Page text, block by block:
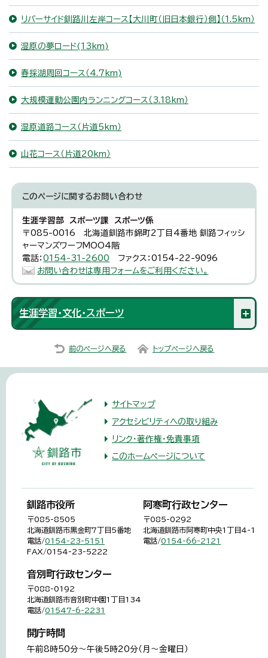
リバーサイド釧路川左岸コース【大川町（旧日本銀行）側】（1.5km）
湿原の夢ロード(13km)
春採湖周回コース（4.7km)
大規模運動公園内ランニングコース（3.18km）
湿原道路コース（片道5km）
山花コース（片道20km）
このページに関するお問い合わせ
生涯学習部 スポーツ課 スポーツ係
〒085-0016 北海道釧路市錦町2丁目4番地 釧路フィッシ
ャーマンズワーフMOO4階
電話：0154-31-2600
ファクス：0154-22-9096
お問い合わせは専用フォームをご利用ください。
生涯学習・文化・スポーツ
前のページへ戻る トップページへ戻る
サイトマップ
アクセシビリティへの取り組み
リンク・著作権・免責事項
このホームページについて
釧路市役所
〒085-8505
北海道釧路市黒金町7丁目5番地
電話/0154-23-5151
FAX/0154-23-5222
阿寒町行政センター
〒085-0292
北海道釧路市阿寒町中央1丁目4-1
電話/0154-66-2121
音別町行政センター
〒088-0192
北海道釧路市音別町中園1丁目134
電話/01547-6-2231
開庁時間
午前8時50分～午後5時20分（月～金曜日）